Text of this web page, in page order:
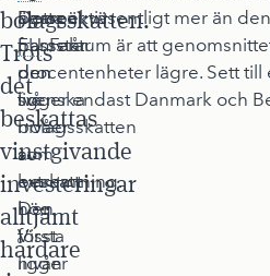
bolagsskatten.
Trots
det
beskattas
vinstgivande
investeringar
alltjämt
hårdare
ägaren
passerar
den
två
nivåer
av
beskattning.
Den
första
nivån
perspektiv
framstår
den
svenska
bolagsskatten
som
extremt
hög.
Visst
ligger
Detta är väsentligt mer än
EU. Faktum är att
procentenheter lägre. Sett till
ligger endast Danmark och